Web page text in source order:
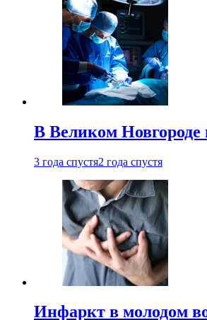
В Великом Новгороде
3 года спустя2 года спустя
Инфаркт в молодом